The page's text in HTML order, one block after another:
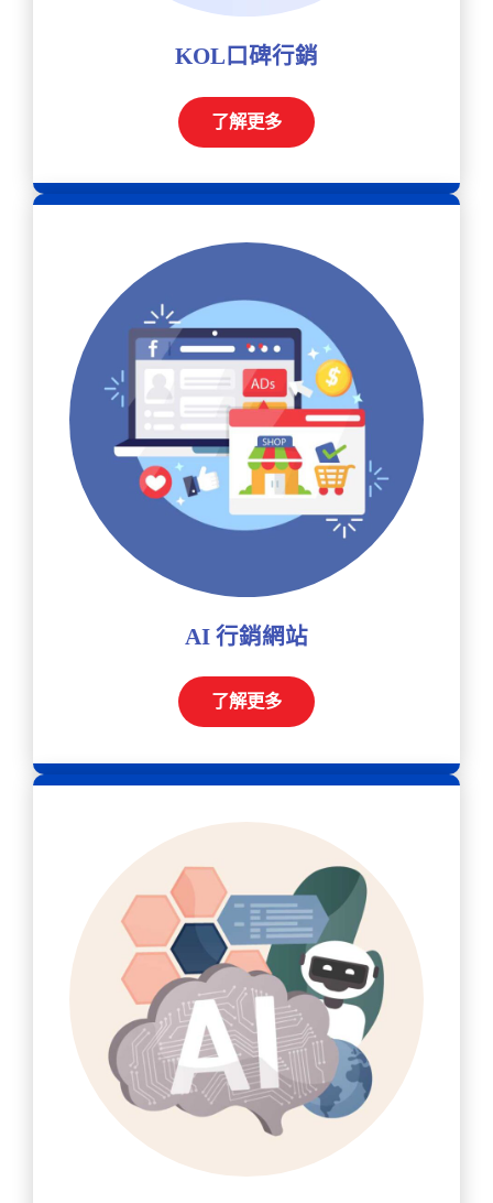
KOL口碑行銷
了解更多
AI 行銷網站
了解更多